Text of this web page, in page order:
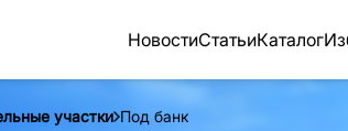
НовостиСтатьиКаталог
участки Под банк